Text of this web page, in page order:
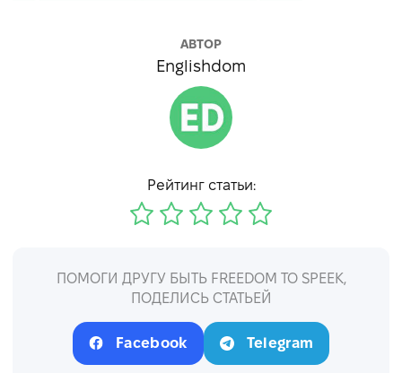
АВТОР
Englishdom
Рейтинг статьи:
ПОМОГИ ДРУГУ БЫТЬ FREEDOM TO SPEEK,
ПОДЕЛИСЬ СТАТЬЕЙ
Facebook Telegram